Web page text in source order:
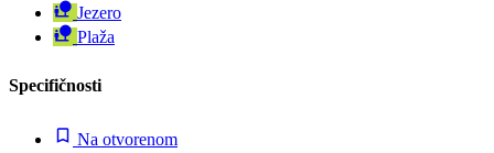
Jezero
Plaža
Specifičnosti
Na otvorenom